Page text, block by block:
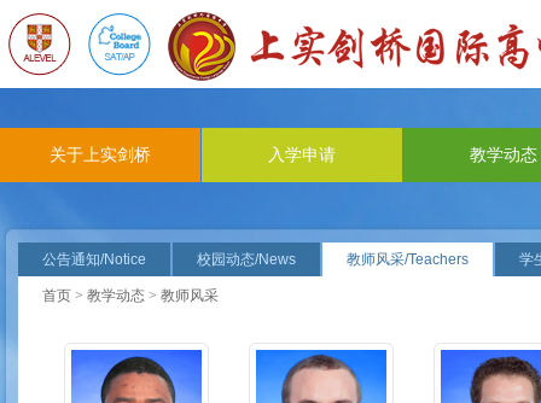
关于上实剑桥 入学申请 教学动态
公告通知/Notice 校园动态/News 教师风采/Teachers 学
首页 > 教学动态 > 教师风采